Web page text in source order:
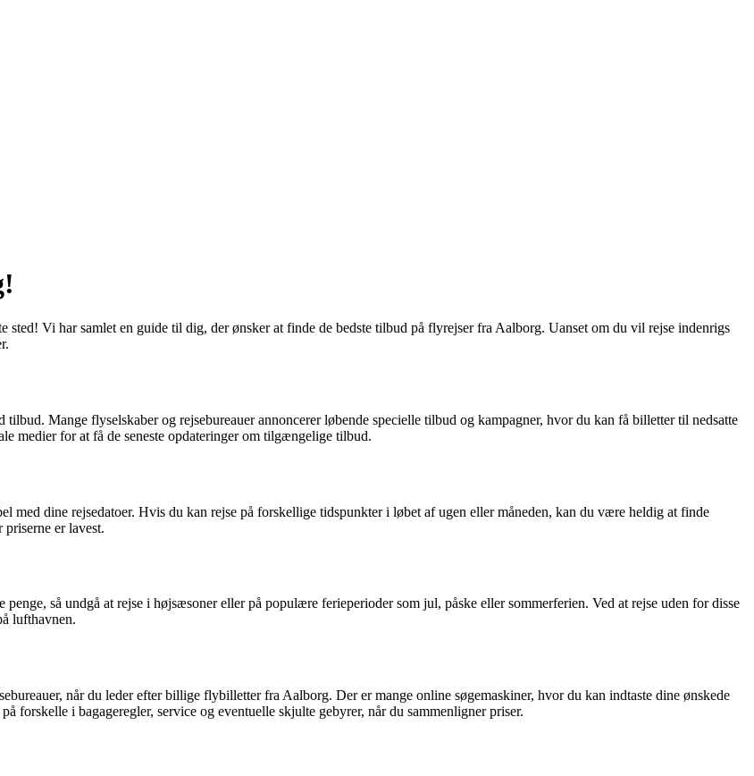
Vi har samlet en guide til dig, der ønsker at finde de bedste tilbud på flyrejser fra Aalborg. Uanset om du vil rejse indenrigs
Mange flyselskaber og rejsebureauer annoncerer løbende specielle tilbud og kampagner, hvor du kan få billetter til nedsatte
medier for at få de seneste opdateringer om tilgængelige tilbud.
dine rejsedatoer. Hvis du kan rejse på forskellige tidspunkter i løbet af ugen eller måneden, kan du være heldig at finde
er lavest.
så undgå at rejse i højsæsoner eller på populære ferieperioder som jul, påske eller sommerferien. Ved at rejse uden for disse
lufthavnen.
når du leder efter billige flybilletter fra Aalborg. Der er mange online søgemaskiner, hvor du kan indtaste dine ønskede
forskelle i bagageregler, service og eventuelle skjulte gebyrer, når du sammenligner priser.